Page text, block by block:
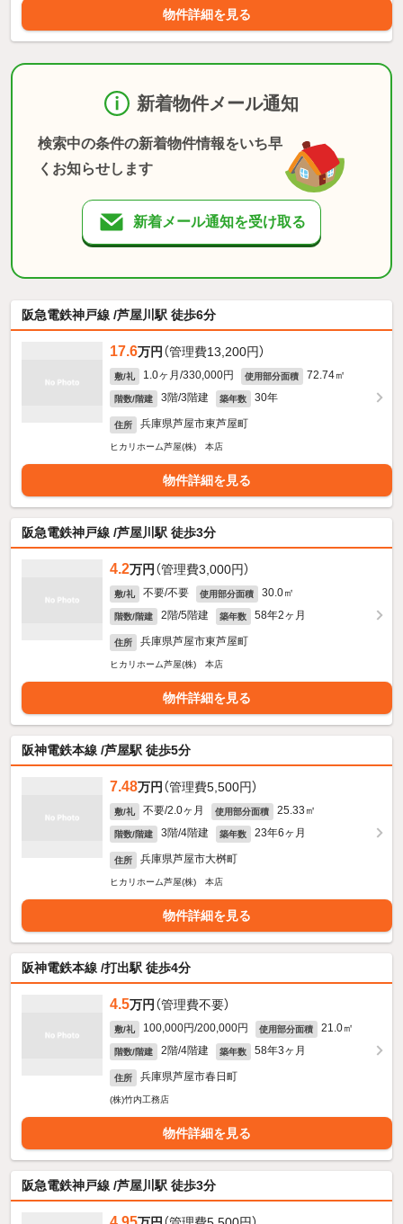
物件詳細を見る
新着物件メール通知
検索中の条件の新着物件情報をいち早
くお知らせします
新着メール通知を受け取る
阪急電鉄神戸線 /芦屋川駅 徒歩6分
17.6万円 （管理費13,200円）
敷/礼 1.0ヶ月/330,000円 使用部分面積 72.74㎡
階数/階建 3階/3階建 築年数 30年
住所 兵庫県芦屋市東芦屋町
ヒカリホーム芦屋(株) 本店
物件詳細を見る
阪急電鉄神戸線 /芦屋川駅 徒歩3分
4.2万円 （管理費3,000円）
敷/礼 不要/不要 使用部分面積 30.0㎡
階数/階建 2階/5階建 築年数 58年2ヶ月
住所 兵庫県芦屋市東芦屋町
ヒカリホーム芦屋(株) 本店
物件詳細を見る
阪神電鉄本線 /芦屋駅 徒歩5分
7.48万円 （管理費5,500円）
敷/礼 不要/2.0ヶ月 使用部分面積 25.33㎡
階数/階建 3階/4階建 築年数 23年6ヶ月
住所 兵庫県芦屋市大桝町
ヒカリホーム芦屋(株) 本店
物件詳細を見る
阪神電鉄本線 /打出駅 徒歩4分
4.5万円 （管理費不要）
敷/礼 100,000円/200,000円 使用部分面積 21.0㎡
階数/階建 2階/4階建 築年数 58年3ヶ月
住所 兵庫県芦屋市春日町
(株)竹内工務店
物件詳細を見る
阪急電鉄神戸線 /芦屋川駅 徒歩3分